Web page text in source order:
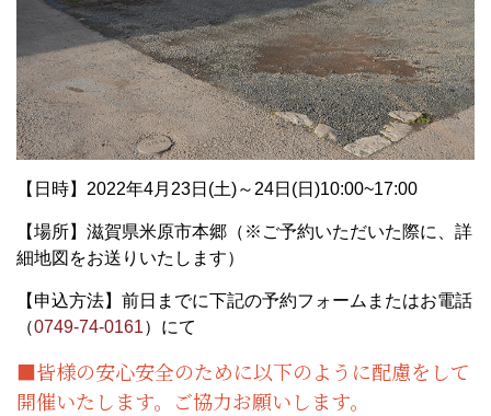
【日時】2022年4月23日(土)～24日(日)10:00~17:00
【場所】滋賀県米原市本郷（※ご予約いただいた際に、詳
細地図をお送りいたします）
【申込方法】前日までに下記の予約フォームまたはお電話
（0749-74-0161）にて
■皆様の安心安全のために以下のように配慮をして
開催いたします。ご協力お願いします。